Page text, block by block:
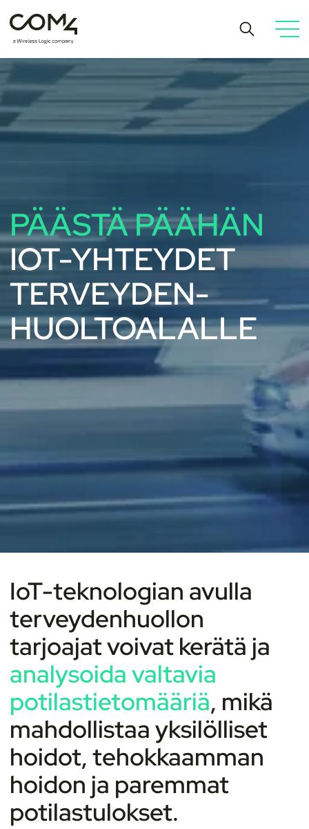
PÄÄSTÄ PÄÄHÄN
IOT-YHTEYDET
TERVEYDEN-
HUOLTOALALLE
IoT-teknologian avulla
terveydenhuollon
tarjoajat voivat kerätä ja
analysoida valtavia
potilastietomääriä, mikä
mahdollistaa yksilölliset
hoidot, tehokkaamman
hoidon ja paremmat
potilastulokset.